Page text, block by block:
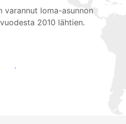
varannut loma-asunnon
2010 lähtien.
asiakkaita jo tänään